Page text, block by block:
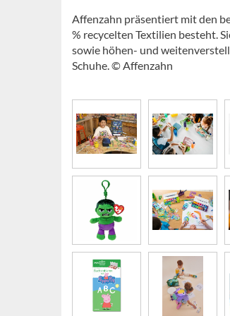
Affenzahn präsentiert mit den
% recycelten Textilien besteht.
sowie höhen- und
Schuhe. © Affenzahn